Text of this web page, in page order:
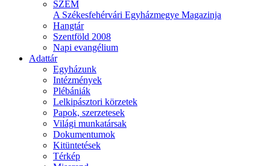
SZEM
A Székesfehérvári Egyházmegye Magazinja
Hangtár
Szentföld 2008
Napi evangélium
Adattár
Egyházunk
Intézmények
Plébániák
Lelkipásztori körzetek
Papok, szerzetesek
Világi munkatársak
Dokumentumok
Kitüntetések
Térkép